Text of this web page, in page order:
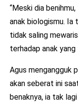
“Meski dia
anak biologismu. Ia
tidak saling
terhadap anak yang
Agus mengangguk
akan seberat ini
benaknya, ia tak